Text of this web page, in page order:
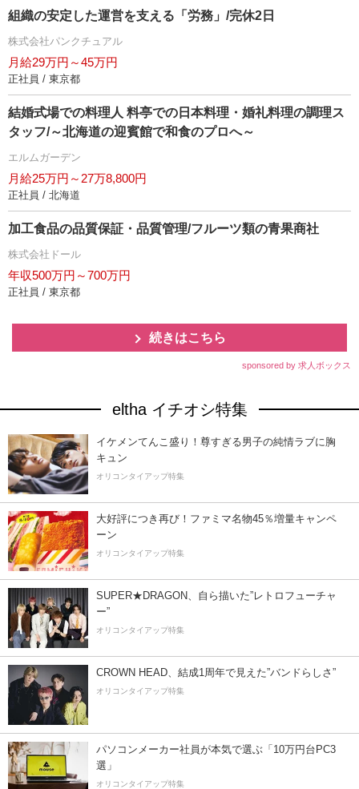
組織の安定した運営を支える「労務」/完休2日
株式会社パンクチュアル
月給29万円～45万円
正社員 / 東京都
結婚式場での料理人 料亭での日本料理・婚礼料理の調理ス
タッフ/～北海道の迎賓館で和食のプロへ～
エルムガーデン
月給25万円～27万8,800円
正社員 / 北海道
加工食品の品質保証・品質管理/フルーツ類の青果商社
株式会社ドール
年収500万円～700万円
正社員 / 東京都
続きはこちら
sponsored by 求人ボックス
eltha イチオシ特集
イケメンてんこ盛り！尊すぎる男子の純情ラブに胸
キュン
オリコンタイアップ特集
大好評につき再び！ファミマ名物45％増量キャンペ
ーン
オリコンタイアップ特集
SUPER★DRAGON、自ら描いた”レトロフューチャ
ー”
オリコンタイアップ特集
CROWN HEAD、結成1周年で見えた”バンドらしさ”
オリコンタイアップ特集
パソコンメーカー社員が本気で選ぶ「10万円台PC3
選」
オリコンタイアップ特集